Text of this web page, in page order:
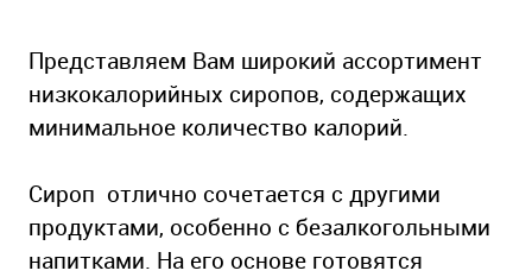
Представляем Вам широкий ассортимент
низкокалорийных сиропов, содержащих
минимальное количество калорий.
Сироп отлично сочетается с другими
продуктами, особенно с безалкогольными
напитками. На его основе готовятся